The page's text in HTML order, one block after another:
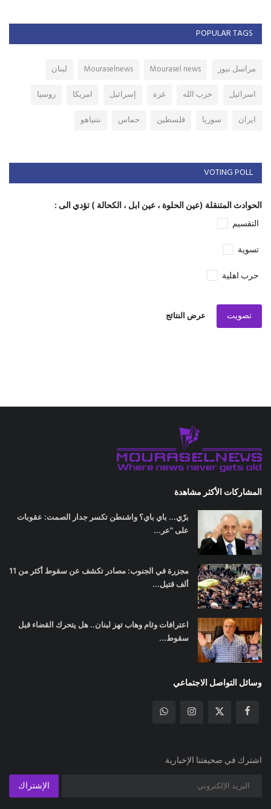
POPULAR TAGS
مراسل نيوز Mourasel news
Mouraselnews
لبنان
اسرائيل
حزب الله غزة إسرائيل امريكا
روسيا
ايران
سوريا فلسطين حماس نتنياهو
VOTING POLL
الحوادث المتنقلة (عين الحلوة ، عين ابل ، الكحالة ) تؤدي الى :
التقسيم
تسوية
حرب اهلية
تصويت عرض النتائج
المشاركات الأكثر مشاهدة
برّي... باي باي؟ واشنطن تكسر جدار الصمت: عقوبات
على "عر...
مجزرة في الجنوب: مصادر تكشف عن سقوط أكثر من 11
ألف قتيل...
اعترافات وئام وهاب تهز لبنان.. هل يتحرك القضاء قبل
سقوط...
وسائل التواصل الاجتماعي
اشترك في صحيفتنا الإخبارية
الإشتراك